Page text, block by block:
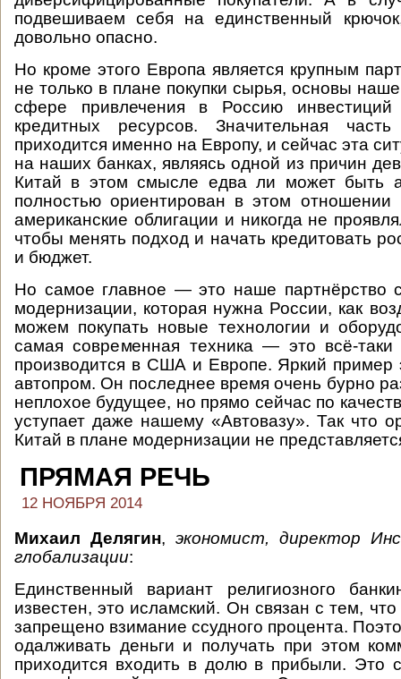
подвешиваем себя на единственный
довольно опасно.
Но кроме этого Европа является крупным
не только в плане покупки сырья, основы
сфере привлечения в Россию инвестиций
кредитных ресурсов. Значительная
приходится именно на Европу, и сейчас эта
на наших банках, являясь одной из причин
Китай в этом смысле едва ли может быть
полностью ориентирован в этом
американские облигации и никогда не
чтобы менять подход и начать кредитовать
и бюджет.
Но самое главное — это наше партнёрство
модернизации, которая нужна России, как
можем покупать новые технологии и
самая современная техника — это всё-таки
производится в США и Европе. Яркий пример
автопром. Он последнее время очень бурно
неплохое будущее, но прямо сейчас по
уступает даже нашему «Автовазу». Так что
Китай в плане модернизации не
ПРЯМАЯ РЕЧЬ
12 НОЯБРЯ 2014
Михаил Делягин, экономист, директор
глобализации:
Единственный вариант религиозного
известен, это исламский. Он связан с тем, что
запрещено взимание ссудного процента.
одалживать деньги и получать при этом
приходится входить в долю в прибыли. Это